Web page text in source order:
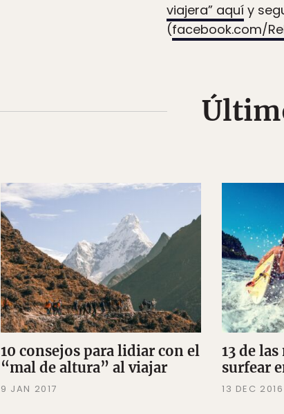
viajera” aquí y
(facebook.com/
10 consejos para lidiar con el
“mal de altura” al viajar
9 JAN 2017
13 de
surfear
13 DEC 2016